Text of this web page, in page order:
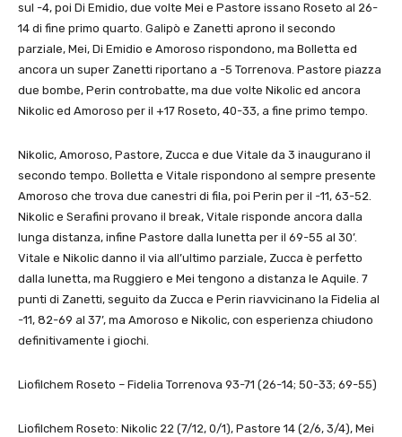
sul -4, poi Di Emidio, due volte Mei e Pastore issano Roseto al 26-
14 di fine primo quarto. Galipò e Zanetti aprono il secondo
parziale, Mei, Di Emidio e Amoroso rispondono, ma Bolletta ed
ancora un super Zanetti riportano a -5 Torrenova. Pastore piazza
due bombe, Perin controbatte, ma due volte Nikolic ed ancora
Nikolic ed Amoroso per il +17 Roseto, 40-33, a fine primo tempo.
Nikolic, Amoroso, Pastore, Zucca e due Vitale da 3 inaugurano il
secondo tempo. Bolletta e Vitale rispondono al sempre presente
Amoroso che trova due canestri di fila, poi Perin per il -11, 63-52.
Nikolic e Serafini provano il break, Vitale risponde ancora dalla
lunga distanza, infine Pastore dalla lunetta per il 69-55 al 30’.
Vitale e Nikolic danno il via all’ultimo parziale, Zucca è perfetto
dalla lunetta, ma Ruggiero e Mei tengono a distanza le Aquile. 7
punti di Zanetti, seguito da Zucca e Perin riavvicinano la Fidelia al
-11, 82-69 al 37’, ma Amoroso e Nikolic, con esperienza chiudono
definitivamente i giochi.
Liofilchem Roseto – Fidelia Torrenova 93-71 (26-14; 50-33; 69-55)
Liofilchem Roseto: Nikolic 22 (7/12, 0/1), Pastore 14 (2/6, 3/4), Mei